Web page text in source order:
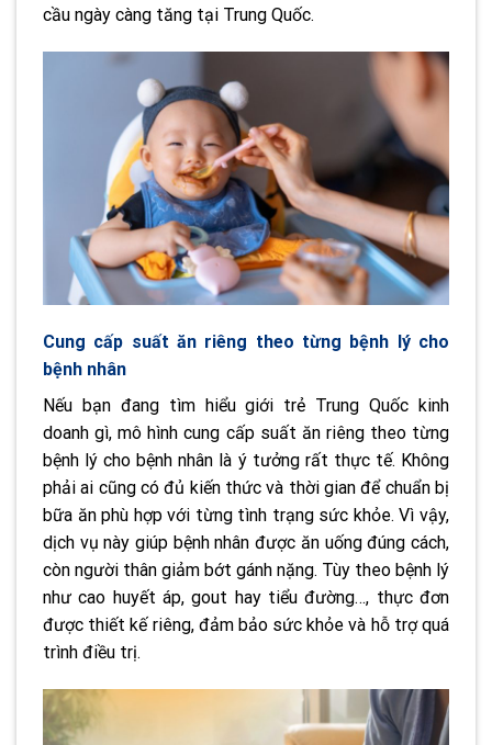
cầu ngày càng tăng tại Trung Quốc.
Cung cấp suất ăn riêng theo từng bệnh lý cho
bệnh nhân
Nếu bạn đang tìm hiểu giới trẻ Trung Quốc kinh
doanh gì, mô hình cung cấp suất ăn riêng theo từng
bệnh lý cho bệnh nhân là ý tưởng rất thực tế. Không
phải ai cũng có đủ kiến thức và thời gian để chuẩn bị
bữa ăn phù hợp với từng tình trạng sức khỏe. Vì vậy,
dịch vụ này giúp bệnh nhân được ăn uống đúng cách,
còn người thân giảm bớt gánh nặng. Tùy theo bệnh lý
như cao huyết áp, gout hay tiểu đường…, thực đơn
được thiết kế riêng, đảm bảo sức khỏe và hỗ trợ quá
trình điều trị.